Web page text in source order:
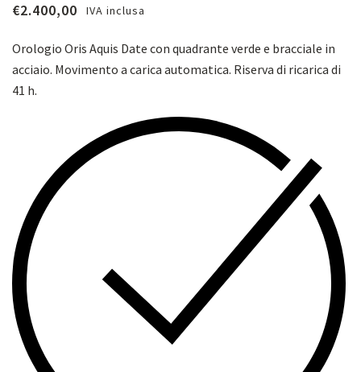
€2.400,00 IVA inclusa
Orologio Oris Aquis Date con quadrante verde e bracciale in
acciaio. Movimento a carica automatica. Riserva di ricarica di
41 h.